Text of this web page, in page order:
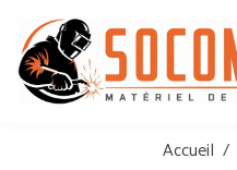
Accueil